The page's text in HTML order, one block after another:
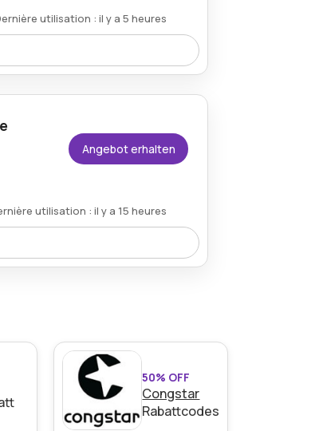
utilisation : il y a 5 heures
den Leuchtenland.com-
bemerkenswerten
Angebot erhalten
utilisation : il y a 15 heures
verfügbar, die modernes
50% OFF
Congstar
Rabattcodes